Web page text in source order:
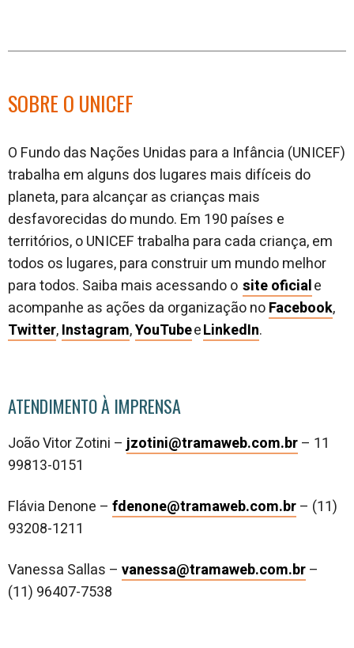
SOBRE O UNICEF
O Fundo das Nações Unidas para a Infância (UNICEF)
trabalha em alguns dos lugares mais difíceis do
planeta, para alcançar as crianças mais
desfavorecidas do mundo. Em 190 países e
territórios, o UNICEF trabalha para cada criança, em
todos os lugares, para construir um mundo melhor
para todos. Saiba mais acessando o site oficiale
acompanhe as ações da organização noFacebook,
Twitter,Instagram,YouTubeeLinkedIn.
ATENDIMENTO À IMPRENSA
João Vitor Zotini – jzotini@tramaweb.com.br– 11
99813-0151
Flávia Denone – fdenone@tramaweb.com.br– (11)
93208-1211
Vanessa Sallas – vanessa@tramaweb.com.br–
(11) 96407-7538